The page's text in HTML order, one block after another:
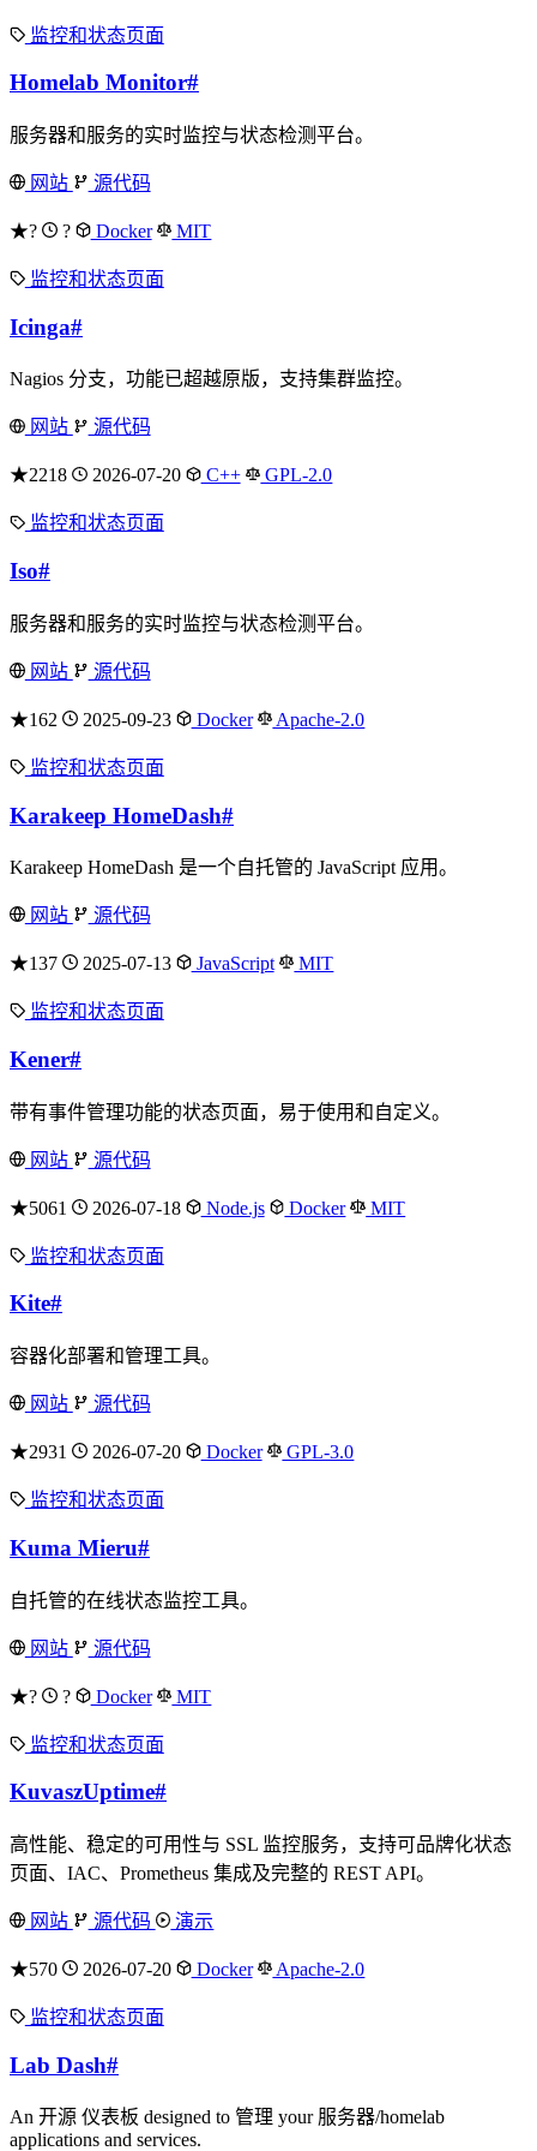
监控和状态页面
Homelab Monitor#
服务器和服务的实时监控与状态检测平台。
网站 源代码
★? ? Docker MIT
监控和状态页面
Icinga#
Nagios 分支，功能已超越原版，支持集群监控。
网站 源代码
★2218 2026-07-20 C++ GPL-2.0
监控和状态页面
Iso#
服务器和服务的实时监控与状态检测平台。
网站 源代码
★162 2025-09-23 Docker Apache-2.0
监控和状态页面
Karakeep HomeDash#
Karakeep HomeDash 是一个自托管的 JavaScript 应用。
网站 源代码
★137 2025-07-13 JavaScript MIT
监控和状态页面
Kener#
带有事件管理功能的状态页面，易于使用和自定义。
网站 源代码
★5061 2026-07-18 Node.js Docker MIT
监控和状态页面
Kite#
容器化部署和管理工具。
网站 源代码
★2931 2026-07-20 Docker GPL-3.0
监控和状态页面
Kuma Mieru#
自托管的在线状态监控工具。
网站 源代码
★? ? Docker MIT
监控和状态页面
KuvaszUptime#
高性能、稳定的可用性与 SSL 监控服务，支持可品牌化状态
页面、IAC、Prometheus 集成及完整的 REST API。
网站 源代码 演示
★570 2026-07-20 Docker Apache-2.0
监控和状态页面
Lab Dash#
An 开源 仪表板 designed to 管理 your 服务器/homelab
applications and services.